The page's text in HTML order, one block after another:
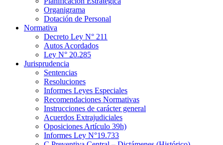
Organigrama
Dotación de Personal
Normativa
Decreto Ley N° 211
Autos Acordados
Ley N° 20.285
Jurisprudencia
Sentencias
Resoluciones
Informes Leyes Especiales
Recomendaciones Normativas
Instrucciones de carácter general
Acuerdos Extrajudiciales
Oposiciones Artículo 39h)
Informes Ley N°19.733